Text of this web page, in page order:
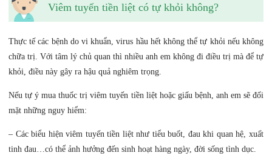
Viêm tuyến tiền liệt có tự khỏi không?
Thực tế các bệnh do vi khuẩn, virus hầu hết không thể tự khỏi nếu không
chữa trị. Với tâm lý chủ quan thì nhiều anh em không đi điều trị mà để tự
khỏi, điều này gây ra hậu quả nghiêm trọng.
Nếu tự ý mua thuốc trị viêm tuyến tiền liệt hoặc giấu bệnh, anh em sẽ đối
mặt những nguy hiểm:
– Các biểu hiện viêm tuyến tiền liệt như tiểu buốt, đau khi quan hệ, xuất
tinh đau…có thể ảnh hưởng đến sinh hoạt hàng ngày, đời sống tình dục.